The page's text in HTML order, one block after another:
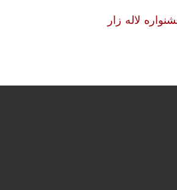
لاله زار